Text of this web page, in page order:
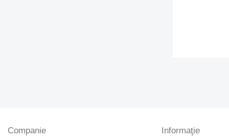
Companie Informaţie